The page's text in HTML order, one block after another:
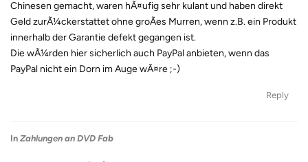
Chinesen gemacht, waren hÃ¤ufig sehr kulant und haben direkt
Geld zurÃ¼ckerstattet ohne groÃes Murren, wenn z.B. ein Produkt
innerhalb der Garantie defekt gegangen ist.
Die wÃ¼rden hier sicherlich auch PayPal anbieten, wenn das
PayPal nicht ein Dorn im Auge wÃ¤re ;-)
Reply
In Zahlungen an DVD Fab